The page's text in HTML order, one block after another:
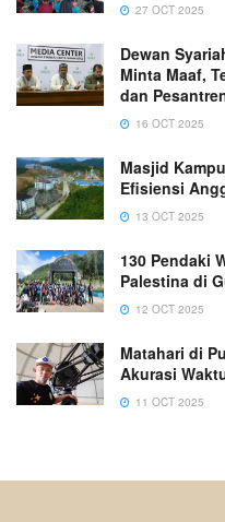
27 OCT 2025
Dewan
Minta Maaf,
dan
16 OCT 2025
Masjid
Efisiensi
13 OCT 2025
130 Pendaki
Palestina di
12 OCT 2025
Matahari di
Akurasi
11 OCT 2025